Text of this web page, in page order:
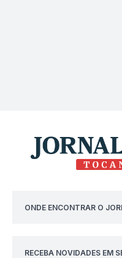
ONDE ENCONTRAR O
RECEBA NOVIDADES EM